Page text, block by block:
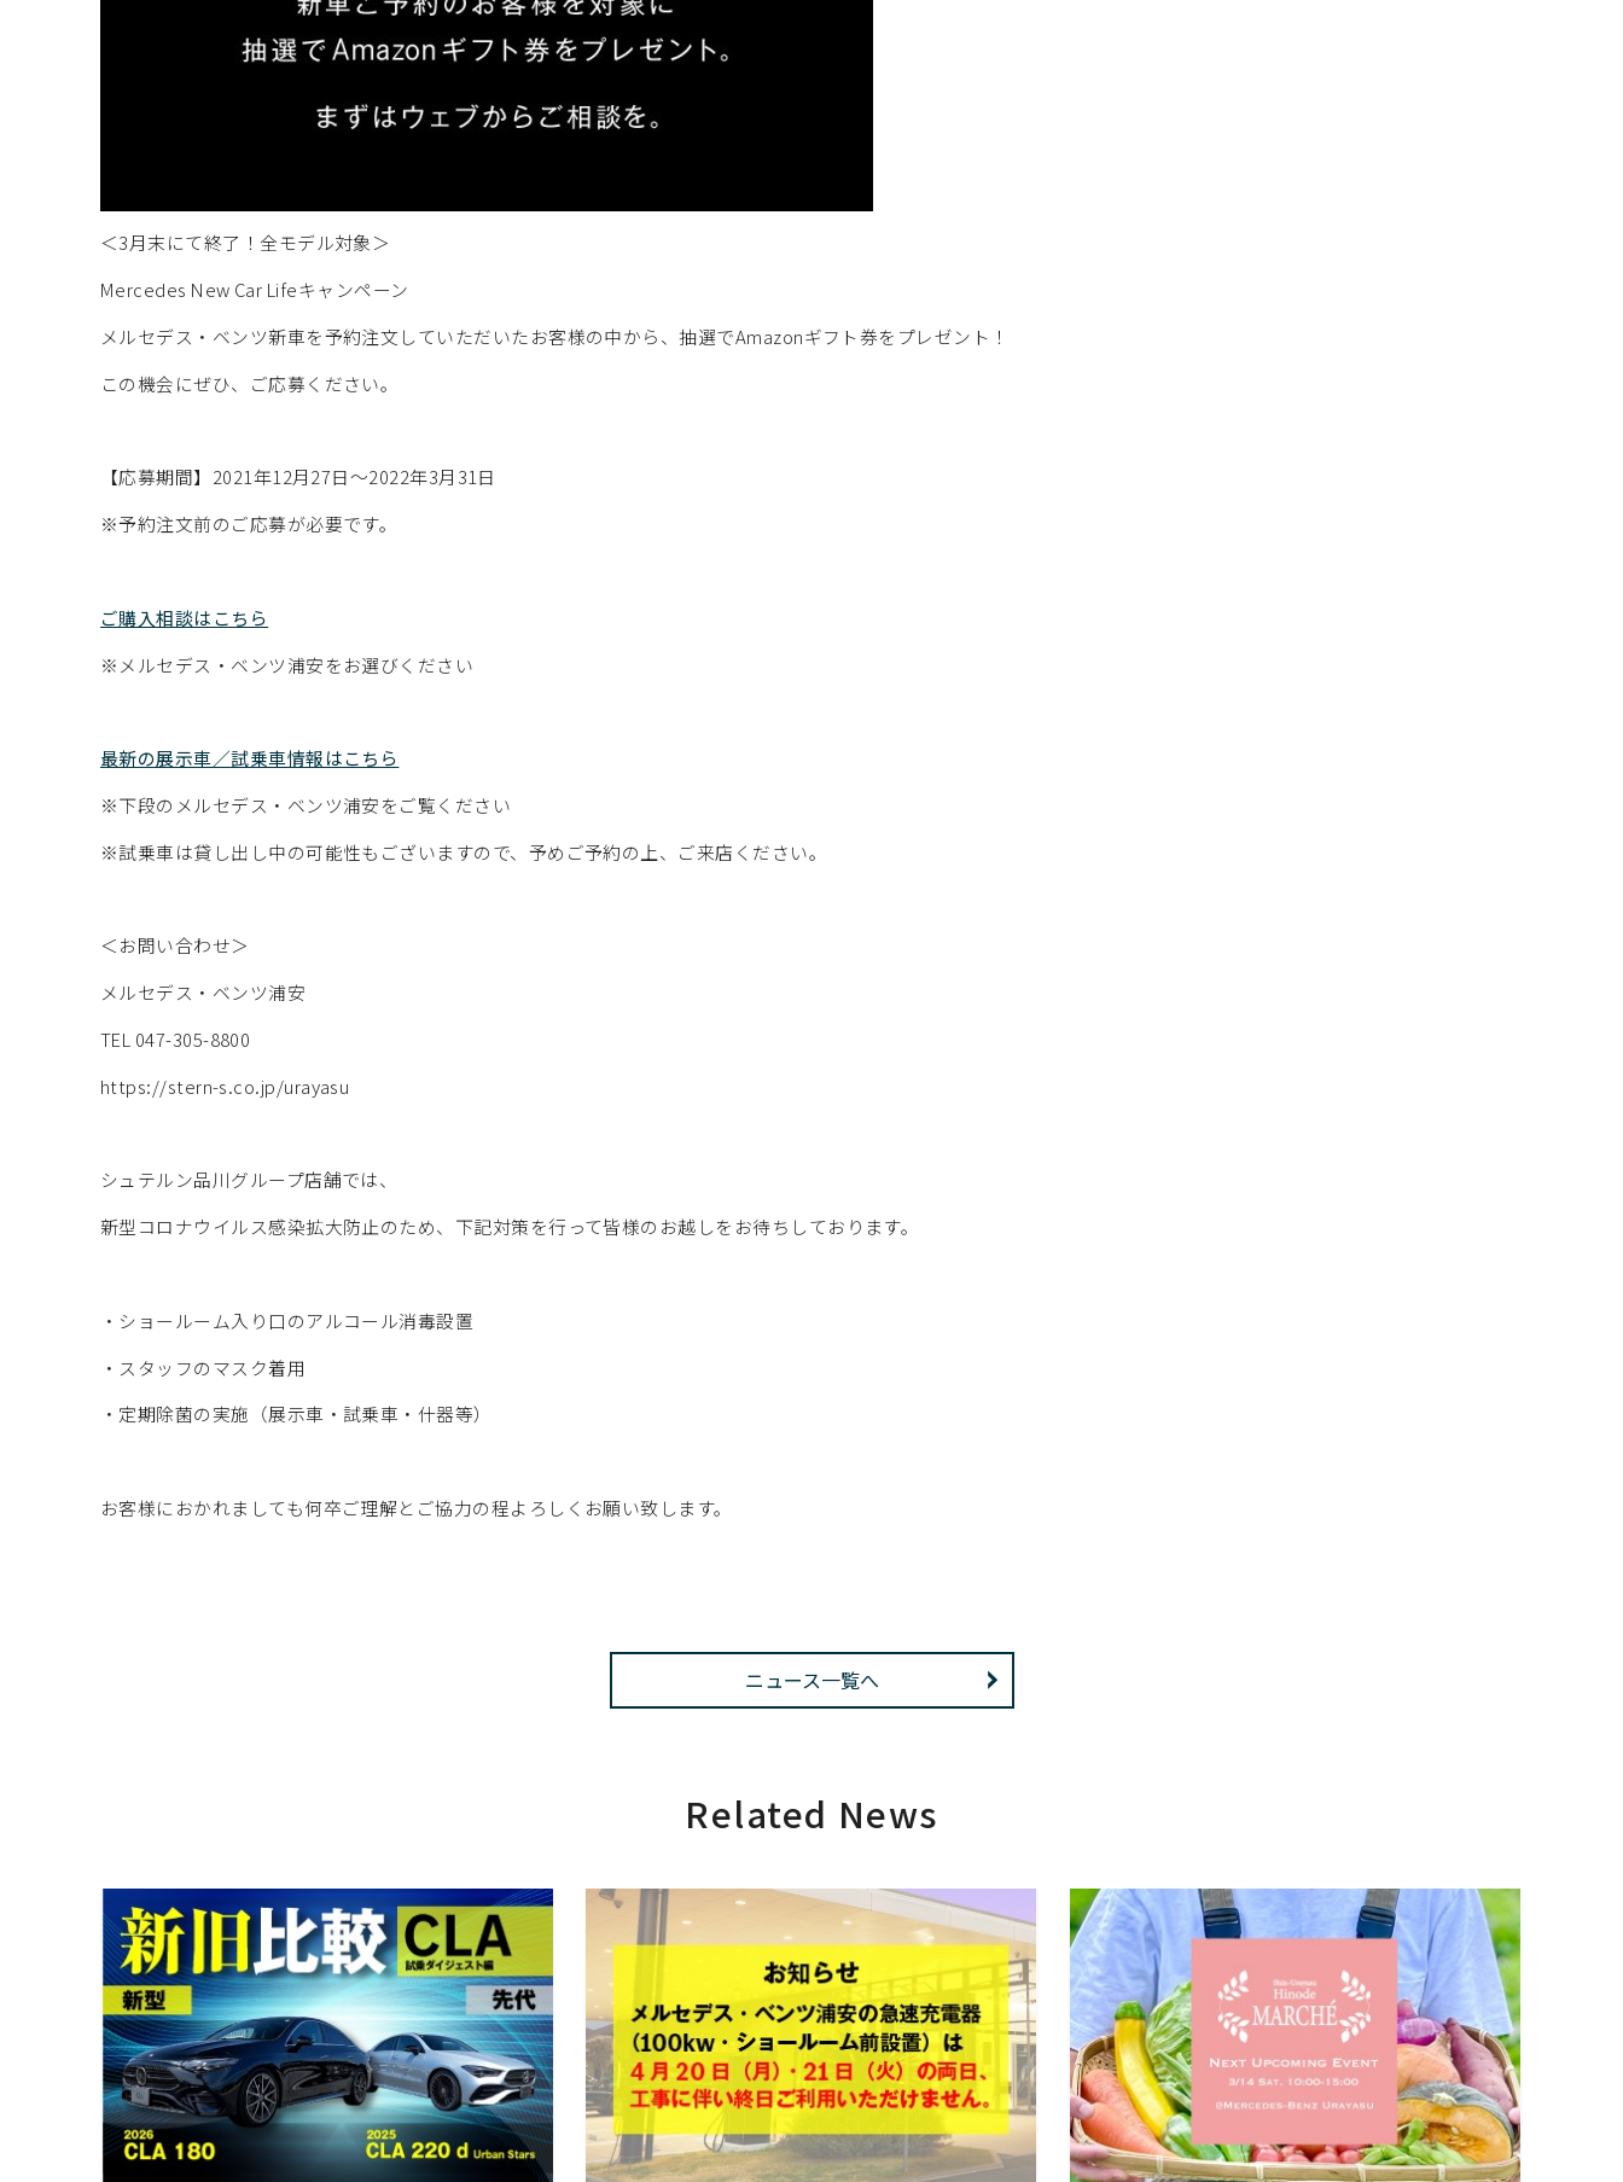
＜3月末にて終了！全モデル対象＞
Mercedes New Car Lifeキャンペーン
メルセデス・ベンツ新車を予約注文していただいたお客様の中から、抽選でAmazonギフト券をプレゼント！
この機会にぜひ、ご応募ください。
【応募期間】2021年12月27日～2022年3月31日
※予約注文前のご応募が必要です。
ご購入相談はこちら
※メルセデス・ベンツ浦安をお選びください
最新の展示車／試乗車情報はこちら
※下段のメルセデス・ベンツ浦安をご覧ください
※試乗車は貸し出し中の可能性もございますので、予めご予約の上、ご来店ください。
＜お問い合わせ＞
メルセデス・ベンツ浦安
TEL 047-305-8800
https://stern-s.co.jp/urayasu
シュテルン品川グループ店舗では、
新型コロナウイルス感染拡大防止のため、下記対策を行って皆様のお越しをお待ちしております。
・ショールーム入り口のアルコール消毒設置
・スタッフのマスク着用
・定期除菌の実施（展示車・試乗車・什器等）
お客様におかれましても何卒ご理解とご協力の程よろしくお願い致します。
ニュース一覧へ
Related News